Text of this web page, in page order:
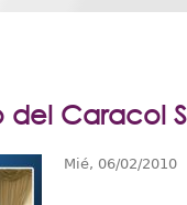
del Caracol
Mié, 06/02/2010